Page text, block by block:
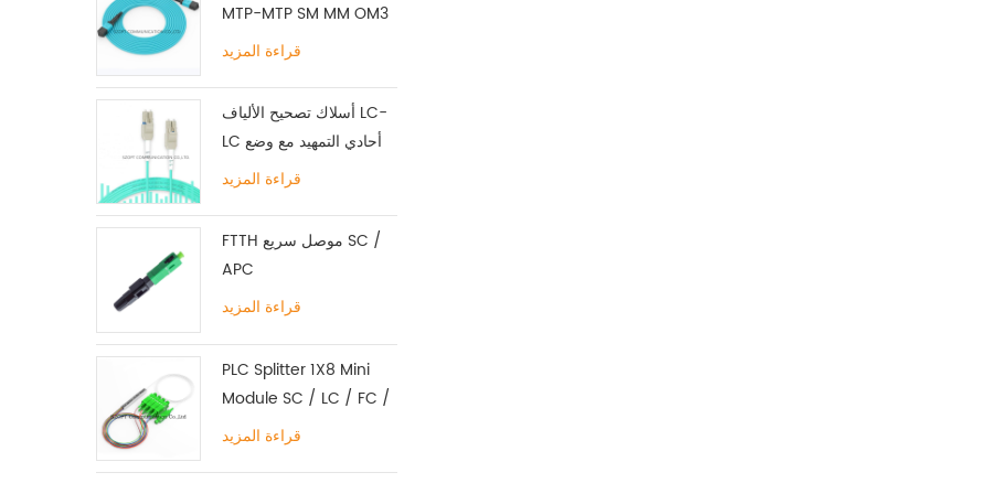
MTP-MTP SM MM OM3
OM4 OM5 12/16 / 24C
قراءة المزيد
أسلاك تصحيح الألياف LC-
LC أحادي التمهيد مع وضع
علامة تبويب واحدة متعددة
قراءة المزيد
FTTH موصل سريع SC /
APC
قراءة المزيد
PLC Splitter 1X8 Mini
Module SC / LC / FC /
ST UPC APC
قراءة المزيد